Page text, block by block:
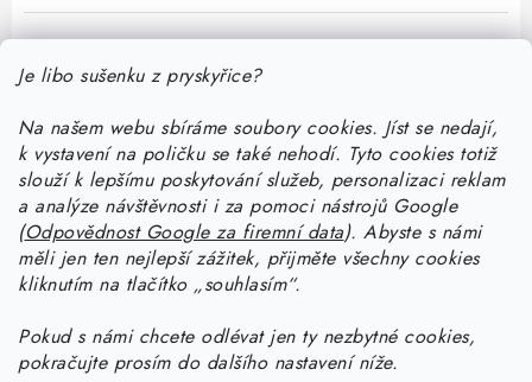
Je libo sušenku z pryskyřice?
Na našem webu sbíráme soubory cookies. Jíst se nedají,
k vystavení na poličku se také nehodí. Tyto cookies totiž
slouží k lepšímu poskytování služeb, personalizaci reklam
a analýze návštěvnosti i za pomoci nástrojů Google
(Odpovědnost Google za firemní data). Abyste s námi
měli jen ten nejlepší zážitek, přijměte všechny cookies
kliknutím na tlačítko „souhlasím“.
Pokud s námi chcete odlévat jen ty nezbytné cookies,
pokračujte prosím do dalšího nastavení níže.
Informace pro vás
Doprava a platba
Stav objednávky
Jak pracovat s pryskyřicí
Začněte tvořit s pryskyřicí: stáhněte si zdarma e-book pro
začátečníky
Návody na výrobky z pryskyřice